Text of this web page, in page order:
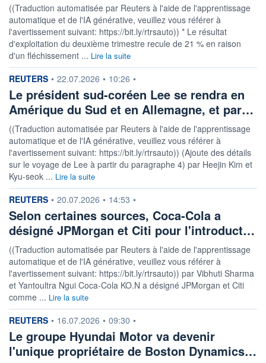
RENDEMENT
ESTIMÉ 2026
-
PER ESTIMÉ
2026
-
DERNIER
ÉCHANGE
-
ÉLIGIBILITÉ
Non éligible
Boursobank
+ PORTEFEUILLE + LISTE
((Traduction automatisée par Reuters à l'aide de l'apprentissage
automatique et de l'IA générative, veuillez vous référer à
l'avertissement suivant: https://bit.ly/rtrsauto)) * Le résultat
d'exploitation du deuxième trimestre recule de 21 % en raison
d'un fléchissement ... Lire la suite
information fournie par
REUTERS • 22.07.2026 • 10:26 •
Le président sud-coréen Lee se rendra en
Amérique du Sud et en Allemagne, et par…
((Traduction automatisée par Reuters à l'aide de l'apprentissage
automatique et de l'IA générative, veuillez vous référer à
l'avertissement suivant: https://bit.ly/rtrsauto)) (Ajoute des détails
sur le voyage de Lee à partir du paragraphe 4) par Heejin Kim et
Kyu-seok ... Lire la suite
information fournie par
REUTERS • 20.07.2026 • 14:53 •
Selon certaines sources, Coca-Cola a
désigné JPMorgan et Citi pour l'introduct…
((Traduction automatisée par Reuters à l'aide de l'apprentissage
automatique et de l'IA générative, veuillez vous référer à
l'avertissement suivant: https://bit.ly/rtrsauto)) par Vibhuti Sharma
et Yantoultra Ngui Coca-Cola KO.N a désigné JPMorgan et Citi
comme ... Lire la suite
information fournie par
REUTERS • 16.07.2026 • 09:30 •
Le groupe Hyundai Motor va devenir
l'unique propriétaire de Boston Dynamics…